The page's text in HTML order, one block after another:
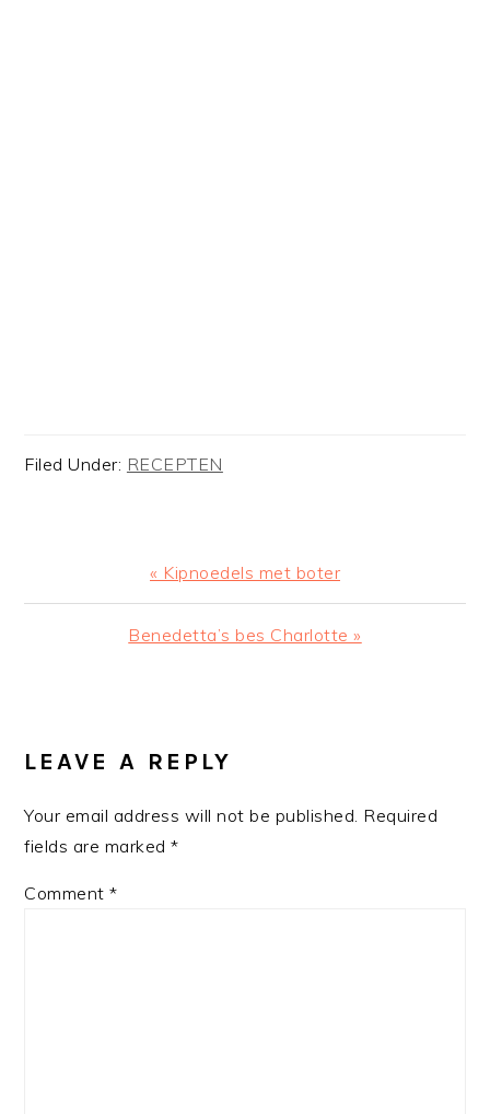
Filed Under: RECEPTEN
Previous
Post:
« Kipnoedels met boter
Next
Benedetta’s bes Charlotte »
INTERACTIONS
LEAVE A REPLY
Your email address will not be published. Required
fields are marked*
Comment*